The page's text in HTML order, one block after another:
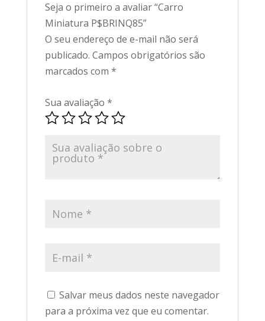
Seja o primeiro a avaliar “Carro
Miniatura P$BRINQ85”
O seu endereço de e-mail não será
publicado. Campos obrigatórios são
marcados com *
Sua avaliação *
Salvar meus dados neste navegador
para a próxima vez que eu comentar.